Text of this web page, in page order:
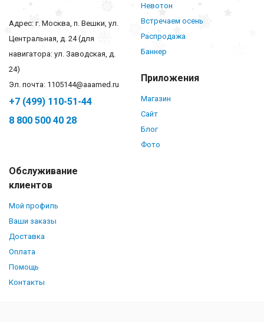
Адрес: г. Москва, п. Вешки, ул.
Центральная, д. 24 (для
навигатора: ул. Заводская, д.
24)
Эл. почта: 1105144@aaamed.ru
+7 (499) 110-51-44
8 800 500 40 28
Невотон
Встречаем осень
Распродажа
Баннер
Приложения
Магазин
Сайт
Блог
Фото
Обслуживание
клиентов
Мой профиль
Ваши заказы
Доставка
Оплата
Помощь
Контакты